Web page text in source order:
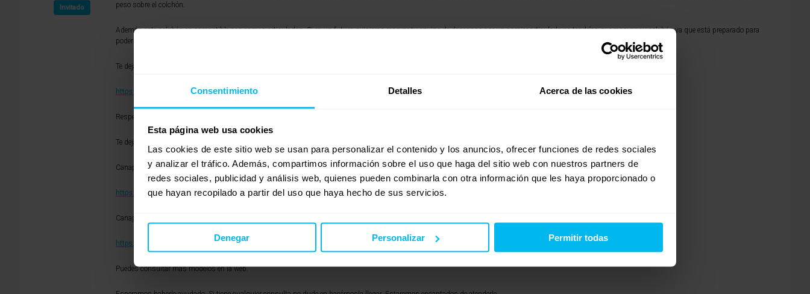
Consentimiento Detalles Acerca de las cookies
Esta página web usa cookies
Las cookies de este sitio web se usan para personalizar el contenido y los anuncios, ofrecer funciones de redes sociales
y analizar el tráfico. Además, compartimos información sobre el uso que haga del sitio web con nuestros partners de
redes sociales, publicidad y análisis web, quienes pueden combinarla con otra información que les haya proporcionado o
que hayan recopilado a partir del uso que haya hecho de sus servicios.
Denegar Personalizar Permitir todas
Invitado
peso sobre el colchón.
Además este colchón es compatible con camas articuladas. Si en un futuro quisieras renovar tu equipo de descanso por un somier articulado no tendrías que renovar su colchón ya que está preparado para
poder articularse.
Te dejamos el enlace directo al colchón viscoelástico para que puedas consultar todas sus características en la web:
https://www.milcolchones.com/colchones-viscoelasticos-alta-gama/211-colchon-viscoelastico-firme-ecomemory.html
Respecto al canapé, tienes varias posibilidades. Puede elegirlo tanto en madera como tapizado, de mas o menos capacidad según tus necesidades.
Te dejamos en enlace a 2 modelos que pueden interesarte.
Canapé de madera Lugo:
https://www.milcolchones.com/canapes-abatibles-madera/297-canape-abatible-de-madera-barato.html
Canapé tapizado Toledo:
https://www.milcolchones.com/canapes-abatibles-tapizados-baratos/243-canape-abatible-tapizado-toledo.html
Puedes consultar más modelos en la web.